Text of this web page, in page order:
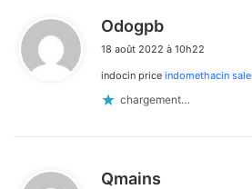
Odogpb
t
18 août 2022 à 10h22
indocin price indomethacin sale
chargement…
Qmains